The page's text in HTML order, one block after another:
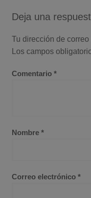
Deja una
Tu dirección de
Los campos
Comentario *
Nombre *
Correo electrónico *